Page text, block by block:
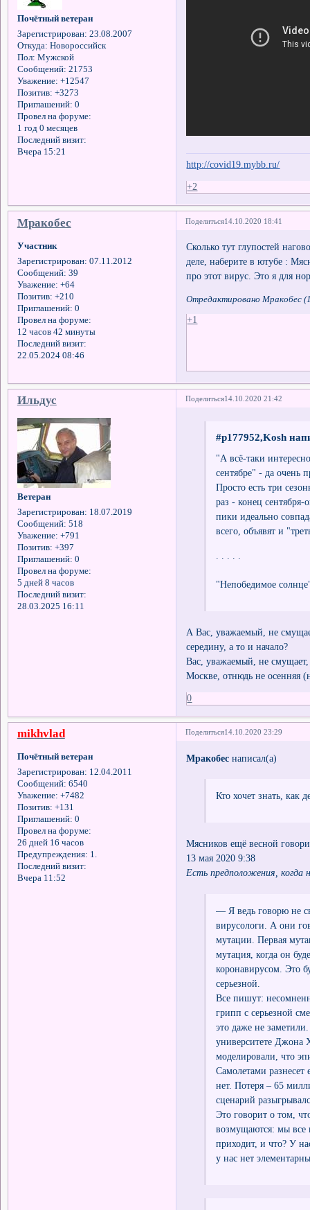
Почётный ветеран
Зарегистрирован: 23.08.2007
Откуда: Новороссийск
Пол: Мужской
Сообщений: 21753
Уважение: +12547
Позитив: +3273
Приглашений: 0
Провел на форуме:
1 год 0 месяцев
Последний визит:
Вчера 15:21
http://covid19.mybb.ru/
+2
Поделиться14.10.2020 18:41
Мракобес
Участник
Зарегистрирован: 07.11.2012
Сообщений: 39
Уважение: +64
Позитив: +210
Приглашений: 0
Провел на форуме:
12 часов 42 минуты
Последний визит:
22.05.2024 08:46
Сколько тут глупостей
деле, наберите в ютубе :
про этот вирус. Это я для
Отредактировано Мракобес
+1
Поделиться14.10.2020 21:42
Ильдус
Ветеран
Зарегистрирован: 18.07.2019
Сообщений: 518
Уважение: +791
Позитив: +397
Приглашений: 0
Провел на форуме:
5 дней 8 часов
Последний визит:
28.03.2025 16:11
#p177952,Kosh
"А всё-таки
сентябре" - да очень
Просто есть три
раз - конец сентября-
пики идеально
всего, объявят и
"Непобедимое
А Вас, уважаемый, не
середину, а то и начало?
Вас, уважаемый, не смущает,
Москве, отнюдь не осенняя
0
Поделиться14.10.2020 23:29
mikhvlad
Почётный ветеран
Зарегистрирован: 12.04.2011
Сообщений: 6540
Уважение: +7482
Позитив: +131
Приглашений: 0
Провел на форуме:
26 дней 16 часов
Предупреждения: 1.
Последний визит:
Вчера 11:52
Мракобес написал(а)
Кто хочет знать, как
Мясников ещё весной
13 мая 2020 9:38
Есть предположения, когда
— Я ведь говорю не
вирусологи. А они
мутации. Первая
мутация, когда он
коронавирусом. Это
серьезной.
Все пишут:
грипп с серьезной
это даже не
университете Джона
моделировали, что
Самолетами разнесет
нет. Потеря – 65
сценарий
Это говорит о том,
возмущаются: мы все
приходит, и что? У
у нас нет